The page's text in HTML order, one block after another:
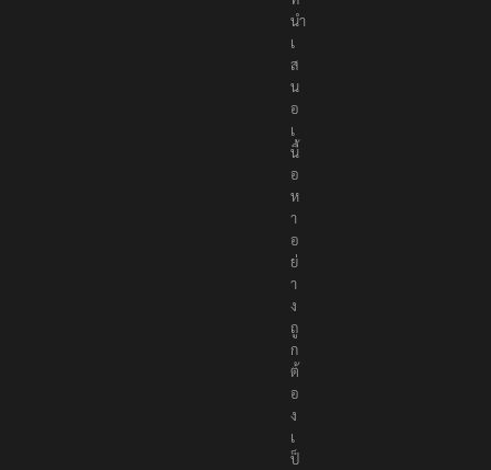
นำ
เ
ส
น
อ
เ
นื้
อ
ห
า
อ
ย่
า
ง
ถู
ก
ต้
อ
ง
เ
ป็